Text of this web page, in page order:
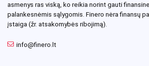
asmenys ras viską, ko reikia norint gauti
palankesnėmis sąlygomis. Finero nėra finansų
įstaiga (žr. atsakomybės ribojimą).
info@finero.lt